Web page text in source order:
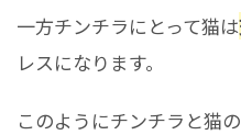
一方チンチラにとって猫は
レスになります。
このようにチンチラと猫